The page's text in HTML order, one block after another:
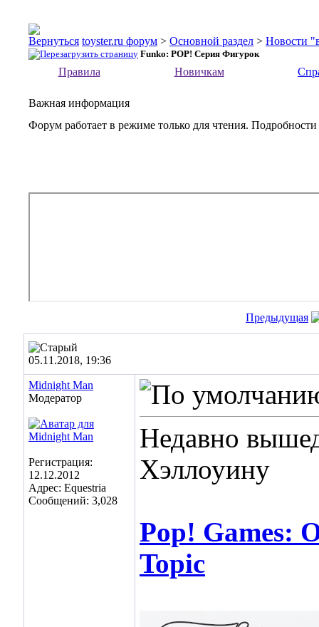
toyster.ru форум > Основной раздел > Новости
Funko: POP! Серия Фигурок
Правила Новичкам
Важная информация
Форум работает в режиме только для чтения.
Предыдущая
05.11.2018, 19:36
Midnight Man
Модератор
Регистрация:
12.12.2012
Адрес: Equestria
Сообщений: 3,028
Недавно
Хэллоуину
Pop! Games:
Topic